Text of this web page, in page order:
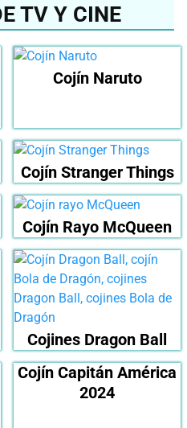
TV Y CINE
Cojín Naruto
Cojín Stranger Things
Cojín Rayo McQueen
Cojines Dragon Ball
Cojín Capitán América
2024